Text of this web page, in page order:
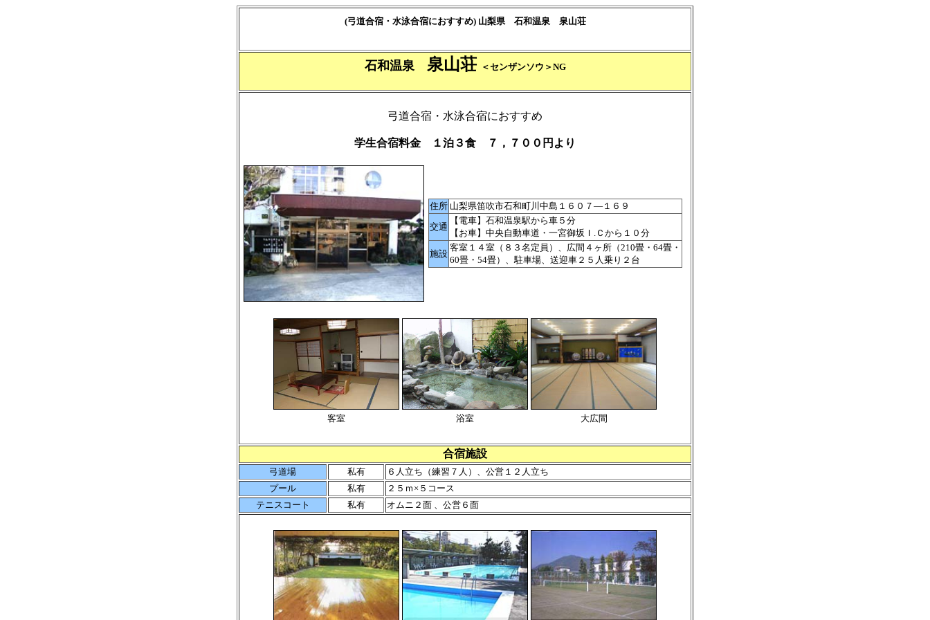
(弓道合宿・水泳合宿におすすめ) 山梨県 石和温泉 泉山荘
石和温泉 泉山荘 ＜センザンソウ＞NG
弓道合宿・水泳合宿におすすめ
学生合宿料金 １泊３食 ７，７００円より
住所 山梨県笛吹市石和町川中島１６０７―１６９
交通
【電車】石和温泉駅から車５分
【お車】中央自動車道・一宮御坂Ｉ.Ｃから１０分
施設
客室１４室（８３名定員）、広間４ヶ所（210畳・64畳・
60畳・54畳）、駐車場、送迎車２５人乗り２台
客室 浴室 大広間
合宿施設
弓道場 私有
６人立ち（練習７人）、公営１２人立ち
プール
私有
２５ｍ×５コース
テニスコート
私有 オムニ２面 、公営６面